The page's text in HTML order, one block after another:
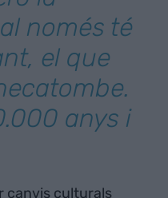
només té
el que
anys i
canvis culturals